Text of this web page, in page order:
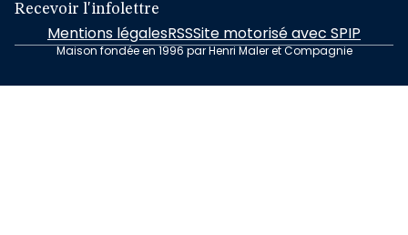
Recevoir l'infolettre
Mentions légalesRSSSite motorisé avec SPIP
Maison fondée en 1996 par Henri Maler et Compagnie